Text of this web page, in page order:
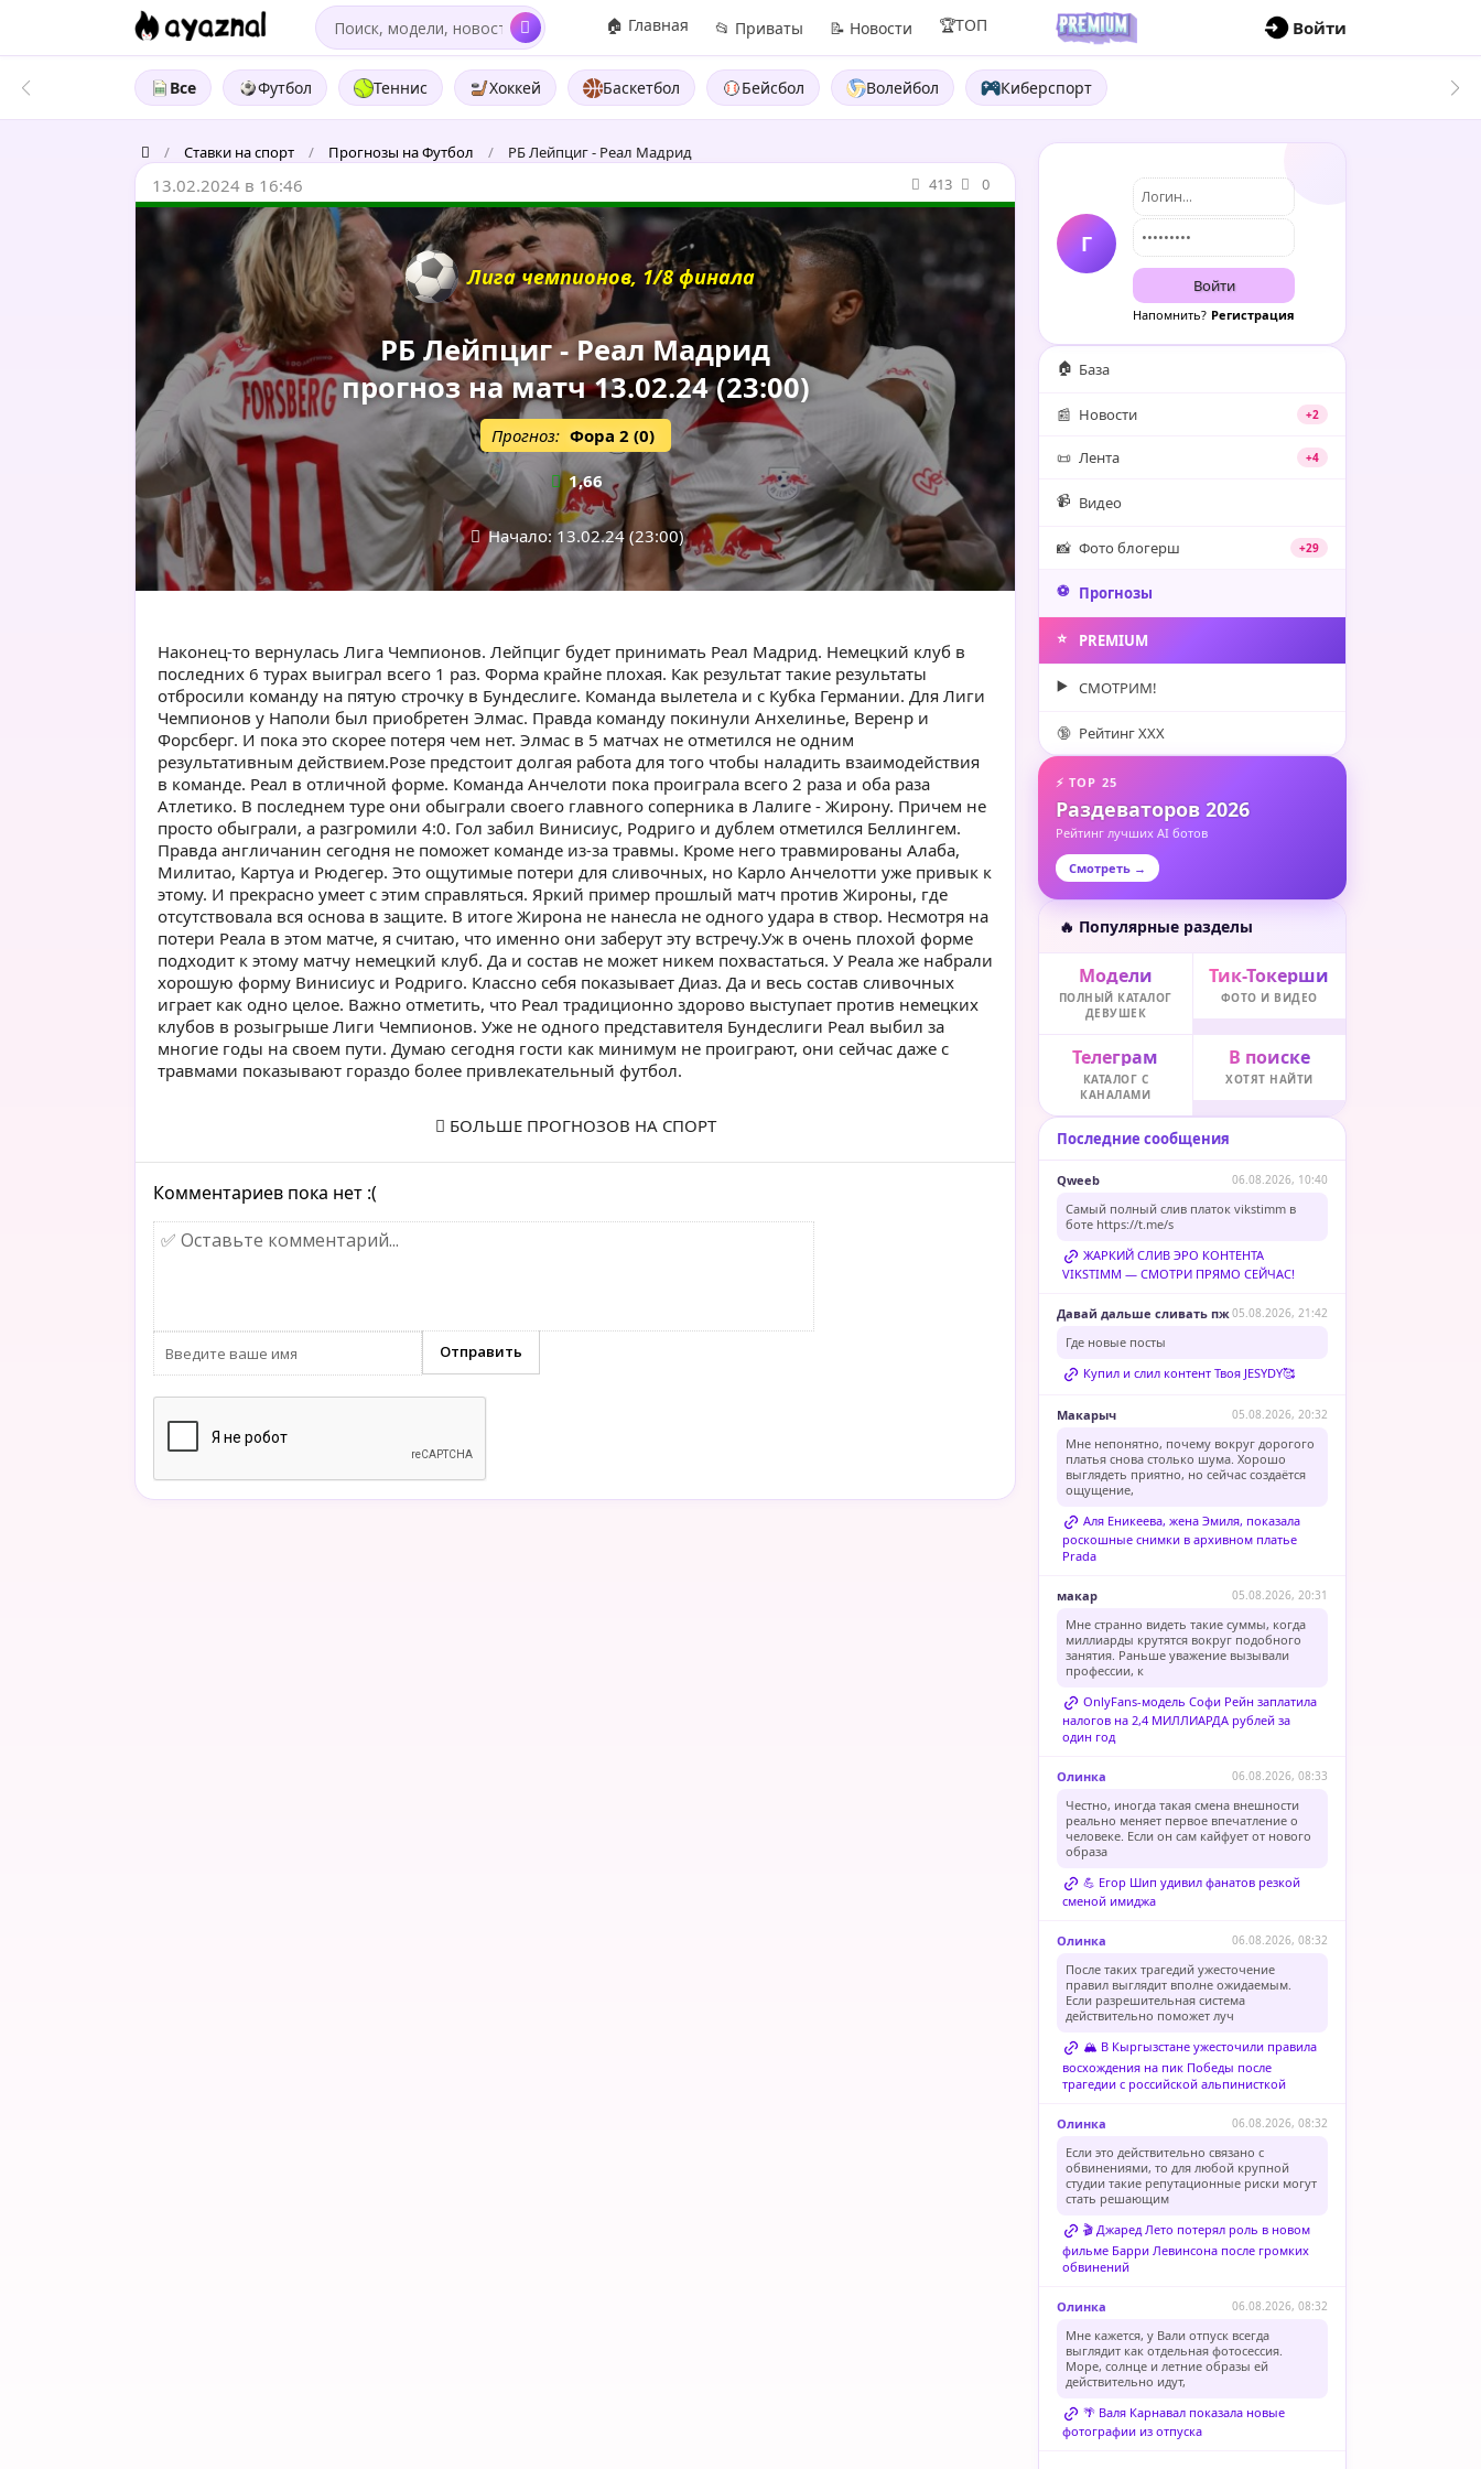
🏠 Главная 📂 Приваты 📝 Новости 🏆ТОП Войти
Все Футбол Теннис Хоккей Баскетбол Бейсбол Волейбол Киберспорт
/ Ставки на спорт / Прогнозы на Футбол / РБ Лейпциг - Реал Мадрид
13.02.2024 в 16:46 413 0
Лига чемпионов, 1/8 финала
РБ Лейпциг - Реал Мадрид
прогноз на матч 13.02.24 (23:00)
Прогноз: Фора 2 (0)
1,66
Начало: 13.02.24 (23:00)
Наконец-то вернулась Лига Чемпионов. Лейпциг будет принимать Реал Мадрид. Немецкий клуб в
последних 6 турах выиграл всего 1 раз. Форма крайне плохая. Как результат такие результаты
отбросили команду на пятую строчку в Бундеслиге. Команда вылетела и с Кубка Германии. Для Лиги
Чемпионов у Наполи был приобретен Элмас. Правда команду покинули Анхелинье, Веренр и
Форсберг. И пока это скорее потеря чем нет. Элмас в 5 матчах не отметился не одним
результативным действием.Розе предстоит долгая работа для того чтобы наладить взаимодействия
в команде. Реал в отличной форме. Команда Анчелоти пока проиграла всего 2 раза и оба раза
Атлетико. В последнем туре они обыграли своего главного соперника в Лалиге - Жирону. Причем не
просто обыграли, а разгромили 4:0. Гол забил Винисиус, Родриго и дублем отметился Беллингем.
Правда англичанин сегодня не поможет команде из-за травмы. Кроме него травмированы Алаба,
Милитао, Картуа и Рюдегер. Это ощутимые потери для сливочных, но Карло Анчелотти уже привык к
этому. И прекрасно умеет с этим справляться. Яркий пример прошлый матч против Жироны, где
отсутствовала вся основа в защите. В итоге Жирона не нанесла не одного удара в створ. Несмотря на
потери Реала в этом матче, я считаю, что именно они заберут эту встречу.Уж в очень плохой форме
подходит к этому матчу немецкий клуб. Да и состав не может никем похвастаться. У Реала же набрали
хорошую форму Винисиус и Родриго. Классно себя показывает Диаз. Да и весь состав сливочных
играет как одно целое. Важно отметить, что Реал традиционно здорово выступает против немецких
клубов в розыгрыше Лиги Чемпионов. Уже не одного представителя Бундеслиги Реал выбил за
многие годы на своем пути. Думаю сегодня гости как минимум не проиграют, они сейчас даже с
травмами показывают гораздо более привлекательный футбол.
БОЛЬШЕ ПРОГНОЗОВ НА СПОРТ
Комментариев пока нет :(
Г
Войти
Напомнить? Регистрация
🏠 База
📰 Новости +2
📜 Лента +4
📹 Видео
📸 Фото блогерш +29
⚽️ Прогнозы
⭐️ PREMIUM
▶️ СМОТРИМ!
🔞 Рейтинг XXX
⚡ TOP 25
Раздеваторов 2026
Рейтинг лучших AI ботов
Смотреть →
🔥 Популярные разделы
Модели
ПОЛНЫЙ КАТАЛОГ
ДЕВУШЕК
Тик-Токерши
ФОТО И ВИДЕО
Телеграм
КАТАЛОГ С
КАНАЛАМИ
В поиске
ХОТЯТ НАЙТИ
Последние сообщения
Qweeb 06.08.2026, 10:40
Самый полный слив платок vikstimm в
боте https://t.me/s
ЖАРКИЙ СЛИВ ЭРО КОНТЕНТА
VIKSTIMM — СМОТРИ ПРЯМО СЕЙЧАС!
Давай дальше сливать пж05.08.2026, 21:42
Где новые посты
Купил и слил контент Твоя JESYDY🥰
Макарыч 05.08.2026, 20:32
Мне непонятно, почему вокруг дорогого
платья снова столько шума. Хорошо
выглядеть приятно, но сейчас создаётся
ощущение,
Аля Еникеева, жена Эмиля, показала
роскошные снимки в архивном платье
Prada
макар 05.08.2026, 20:31
Мне странно видеть такие суммы, когда
миллиарды крутятся вокруг подобного
занятия. Раньше уважение вызывали
профессии, к
OnlyFans-модель Софи Рейн заплатила
налогов на 2,4 МИЛЛИАРДА рублей за
один год
Олинка 06.08.2026, 08:33
Честно, иногда такая смена внешности
реально меняет первое впечатление о
человеке. Если он сам кайфует от нового
образа
💪 Егор Шип удивил фанатов резкой
сменой имиджа
Олинка 06.08.2026, 08:32
После таких трагедий ужесточение
правил выглядит вполне ожидаемым.
Если разрешительная система
действительно поможет луч
🏔️ В Кыргызстане ужесточили правила
восхождения на пик Победы после
трагедии с российской альпинисткой
Олинка 06.08.2026, 08:32
Если это действительно связано с
обвинениями, то для любой крупной
студии такие репутационные риски могут
стать решающим
🎬 Джаред Лето потерял роль в новом
фильме Барри Левинсона после громких
обвинений
Олинка 06.08.2026, 08:32
Мне кажется, у Вали отпуск всегда
выглядит как отдельная фотосессия.
Море, солнце и летние образы ей
действительно идут,
🌴 Валя Карнавал показала новые
фотографии из отпуска